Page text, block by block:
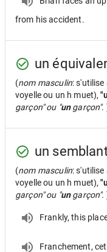
from his accident.
un
(nom masculin:
voyelle ou un h muet),
garçon" ou "ungarçon".
un
(nom masculin:
voyelle ou un h muet),
garçon" ou "ungarçon".
Frankly, this
Franchement,